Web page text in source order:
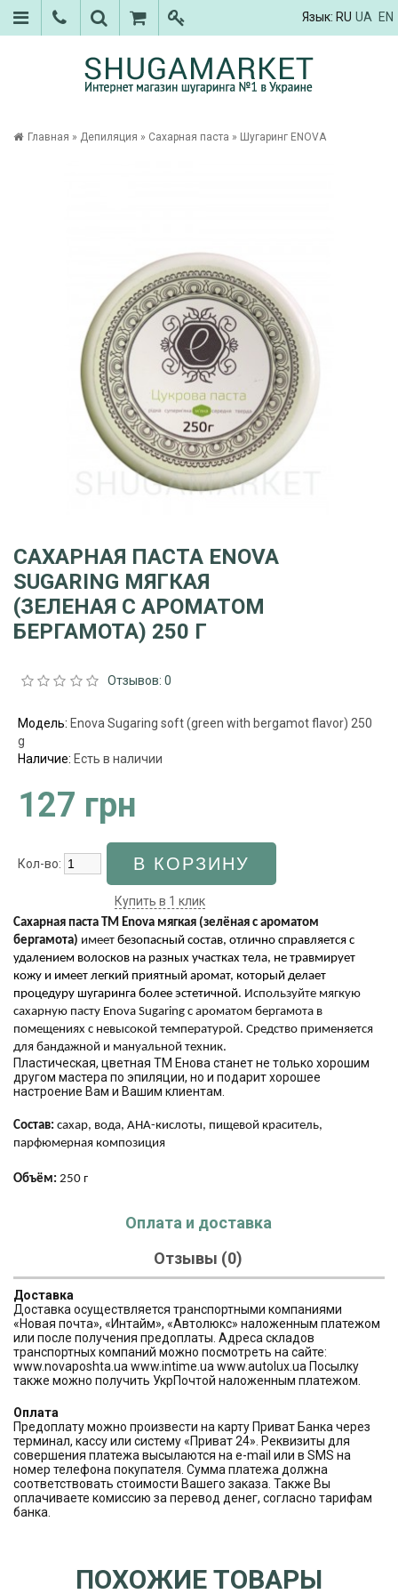
Язык: RU UA EN
Главная » Депиляция » Сахарная паста » Шугаринг ENOVA
САХАРНАЯ ПАСТА ЕNOVA
SUGARING МЯГКАЯ
(ЗЕЛЕНАЯ С АРОМАТОМ
БЕРГАМОТА) 250 Г
Отзывов: 0
Модель: Enova Sugaring soft (green with bergamot flavor) 250
g
Наличие: Есть в наличии
127 грн
Кол-во:
Купить в 1 клик
Сахарная паста ТМ Enova мягкая (зелёная с ароматом
бергамота) имеет безопасный состав, отлично справляется с
удалением волосков на разных участках тела, не травмирует
кожу и имеет легкий приятный аромат, который делает
процедуру шугаринга более эстетичной. Используйте мягкую
сахарную пасту Еnova Sugaring с ароматом бергамота в
помещениях с невысокой температурой. Средство применяется
для бандажной и мануальной техник.
Пластическая, цветная ТМ Енова станет не только хорошим
другом мастера по эпиляции, но и подарит хорошее
настроение Вам и Вашим клиентам.
Состав: сахар, вода, AHA-кислоты, пищевой краситель,
парфюмерная композиция
Объём: 250 г
Оплата и доставка
Отзывы (0)
Доставка
Доставка осуществляется транспортными компаниями
«Новая почта», «Интайм», «Автолюкс» наложенным платежом
или после получения предоплаты. Адреса складов
транспортных компаний можно посмотреть на сайте:
www.novaposhta.ua www.intime.ua www.autolux.ua Посылку
также можно получить УкрПочтой наложенным платежом.
Оплата
Предоплату можно произвести на карту Приват Банка через
терминал, кассу или систему «Приват 24». Реквизиты для
совершения платежа высылаются на e-mail или в SMS на
номер телефона покупателя. Сумма платежа должна
соответствовать стоимости Вашего заказа. Также Вы
оплачиваете комиссию за перевод денег, согласно тарифам
банка.
ПОХОЖИЕ ТОВАРЫ